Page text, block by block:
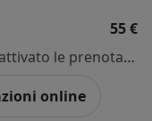
55 €
Questo dottore non ha ancora attivato le prenotazioni online presso questo indirizzo.
online